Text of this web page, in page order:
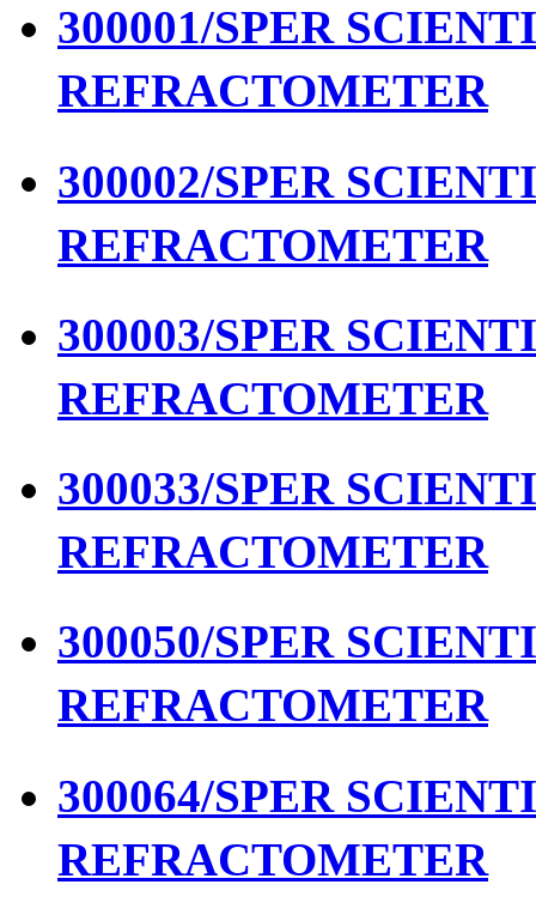
300001/SPER
REFRACTOMETER
300002/SPER
REFRACTOMETER
300003/SPER
REFRACTOMETER
300033/SPER
REFRACTOMETER
300050/SPER
REFRACTOMETER
300064/SPER
REFRACTOMETER